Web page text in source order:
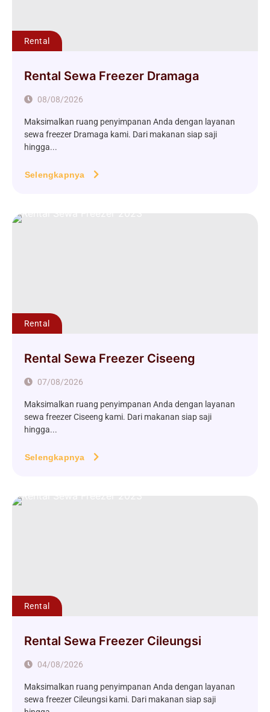
Rental
Rental Sewa Freezer Dramaga
08/08/2026
Maksimalkan ruang penyimpanan Anda dengan layanan
sewa freezer Dramaga kami. Dari makanan siap saji
hingga...
Selengkapnya
Rental
Rental Sewa Freezer Ciseeng
07/08/2026
Maksimalkan ruang penyimpanan Anda dengan layanan
sewa freezer Ciseeng kami. Dari makanan siap saji
hingga...
Selengkapnya
Rental
Rental Sewa Freezer Cileungsi
04/08/2026
Maksimalkan ruang penyimpanan Anda dengan layanan
sewa freezer Cileungsi kami. Dari makanan siap saji